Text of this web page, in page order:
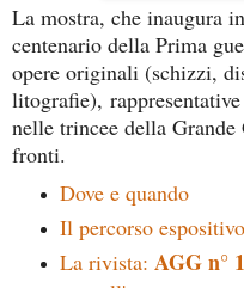
La mostra, che inaugura
centenario della Prima
opere originali (schizzi,
litografie),
nelle trincee della
fronti.
Dove e quando
Il percorso espositivo
La rivista: AGG n°